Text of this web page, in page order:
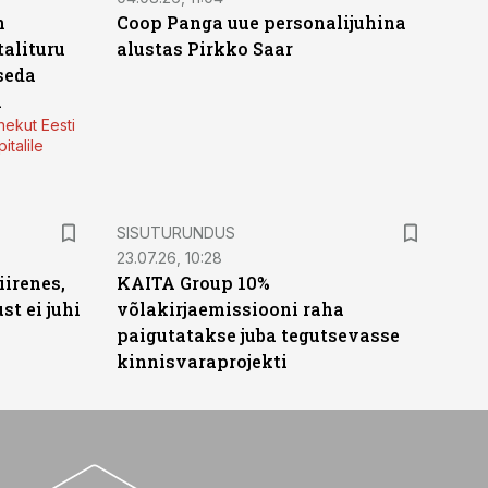
Eesti
Coop Panga uue personalijuhina
alustas Pirkko Saar
ei juhi
ST
SISUTURUNDUS
23.07.26, 10:28
KAITA Group 10%
võlakirjaemissiooni raha
paigutatakse juba tegutsevasse
kinnisvaraprojekti